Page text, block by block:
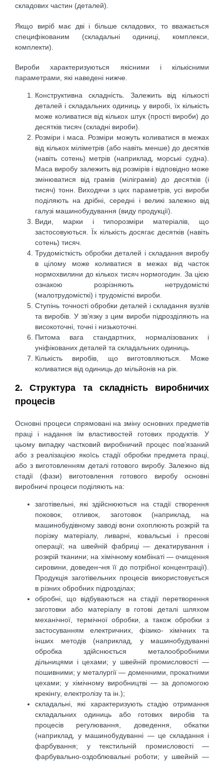
складових частин (деталей).
Якщо виріб має дві і більше складових, то вважається
специфікованим (складальні одиниці, комплекси,
комплекти).
Вироби характеризуються якісними і кількісними
параметрами, які наведені нижче.
Конструктивна складність. Залежить від кількості
деталей і складальних одиниць у виробі, їх кількість
може коливатися від кількох штук (прості вироби) до
десятків тисяч (складні вироби).
Розміри і маса. Розміри можуть коливатися в межах
від кількох міліметрів (або навіть менше) до десятків
(навіть сотень) метрів (наприклад, морські судна).
Маса виробу залежить від розмірів і відповідно може
змінюватися від грамів (міліграмів) до десятків (і
тисяч) тонн. Виходячи з цих параметрів, усі вироби
поділяють на дрібні, середні і великі залежно від
галузі машинобудування (виду продукції).
Види, марки і типорозміри матеріалів, що
застосовуються. Їх кількість досягає десятків (навіть
сотень) тисяч.
Трудомісткість обробки деталей і складання виробу
в цілому може коливатися в межах від часток
нормохвилини до кількох тисяч нормогодин. За цією
ознакою розрізняють нетрудомісткі
(малотрудомісткі) і трудомісткі вироби.
Ступінь точності обробки деталей і складання вузлів
та виробів. У зв’язку з цим вироби підрозділяють на
високоточні, точні і низькоточні.
Питома вага стандартних, нормалізованих і
уніфікованих деталей та складальних одиниць.
Кількість виробів, що виготовляються. Може
коливатися від одиниць до мільйонів на рік.
2. Структура та складність виробничих
процесів
Основні процеси спрямовані на зміну основних предметів
праці і надання їм властивостей готових продуктів. У
цьому випадку частковий виробничий процес пов’язаний
або з реалізацією якоїсь стадії обробки предмета праці,
або з виготовленням деталі готового виробу. Залежно від
стадії (фази) виготовлення готового виробу основні
виробничі процеси поділяють на:
заготівельні, які здійснюються на стадії створення
поковок, отливок, заготовок (наприклад, на
машинобудівному заводі вони охоплюють розкрій та
порізку матеріалу, ливарні, ковальські і пресові
операції; на швейній фабриці — декатирування і
розкрій тканини; на хімічному комбінаті — очищення
сировини, доведен¬ня її до потрібної концентрації).
Продукція заготівельних процесів використовується
в різних обробних підрозділах;
обробні, що відбуваються на стадії перетворення
заготовки або матеріалу в готові деталі шляхом
механічної, термічної обробки, а також обробки з
застосуванням електричних, фізико- хімічних та
інших методів (наприклад, у машинобудуванні
обробка здійснюється металообробними
дільницями і цехами; у швейній промисловості —
пошивними; у металургії — доменними, прокатними
цехами; у хімічному виробництві — за допомогою
крекінгу, електролізу та ін.);
складальні, які характеризують стадію отримання
складальних одиниць або готових виробів та
процесів регулювання, доведення, обкатки
(наприклад, у машинобудуванні — це складання і
фарбування; у текстильній промисловості —
фарбувально-оздоблювальні роботи; у швейній —